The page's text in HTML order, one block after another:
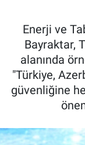
Enerji ve
Bayraktar,
alanında
"Türkiye,
güvenliğine